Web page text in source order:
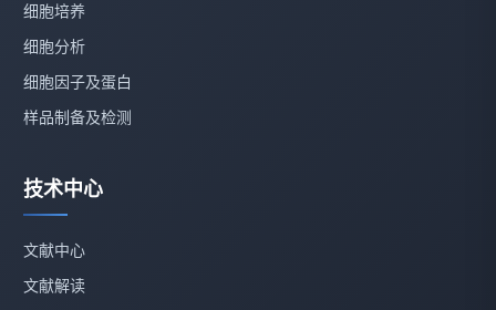
细胞培养
细胞分析
细胞因子及蛋白
样品制备及检测
技术中心
文献中心
文献解读